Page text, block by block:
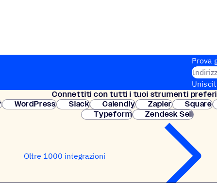
Prova
Connet­titi con tutti i tuoi strumenti
WordPress Slack Calendly Zapier Square
Typeform
Zendesk Sell
Oltre 1000 integrazioni